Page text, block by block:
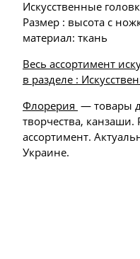
Искусственные
Размер : высота с
материал: ткань
Весь ассортимент
в разделе :
Флорерия — товары
творчества,
ассортимент.
Украине.